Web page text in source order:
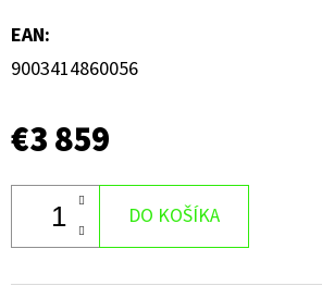
EAN:
9003414860056
€3 859
DO KOŠÍKA